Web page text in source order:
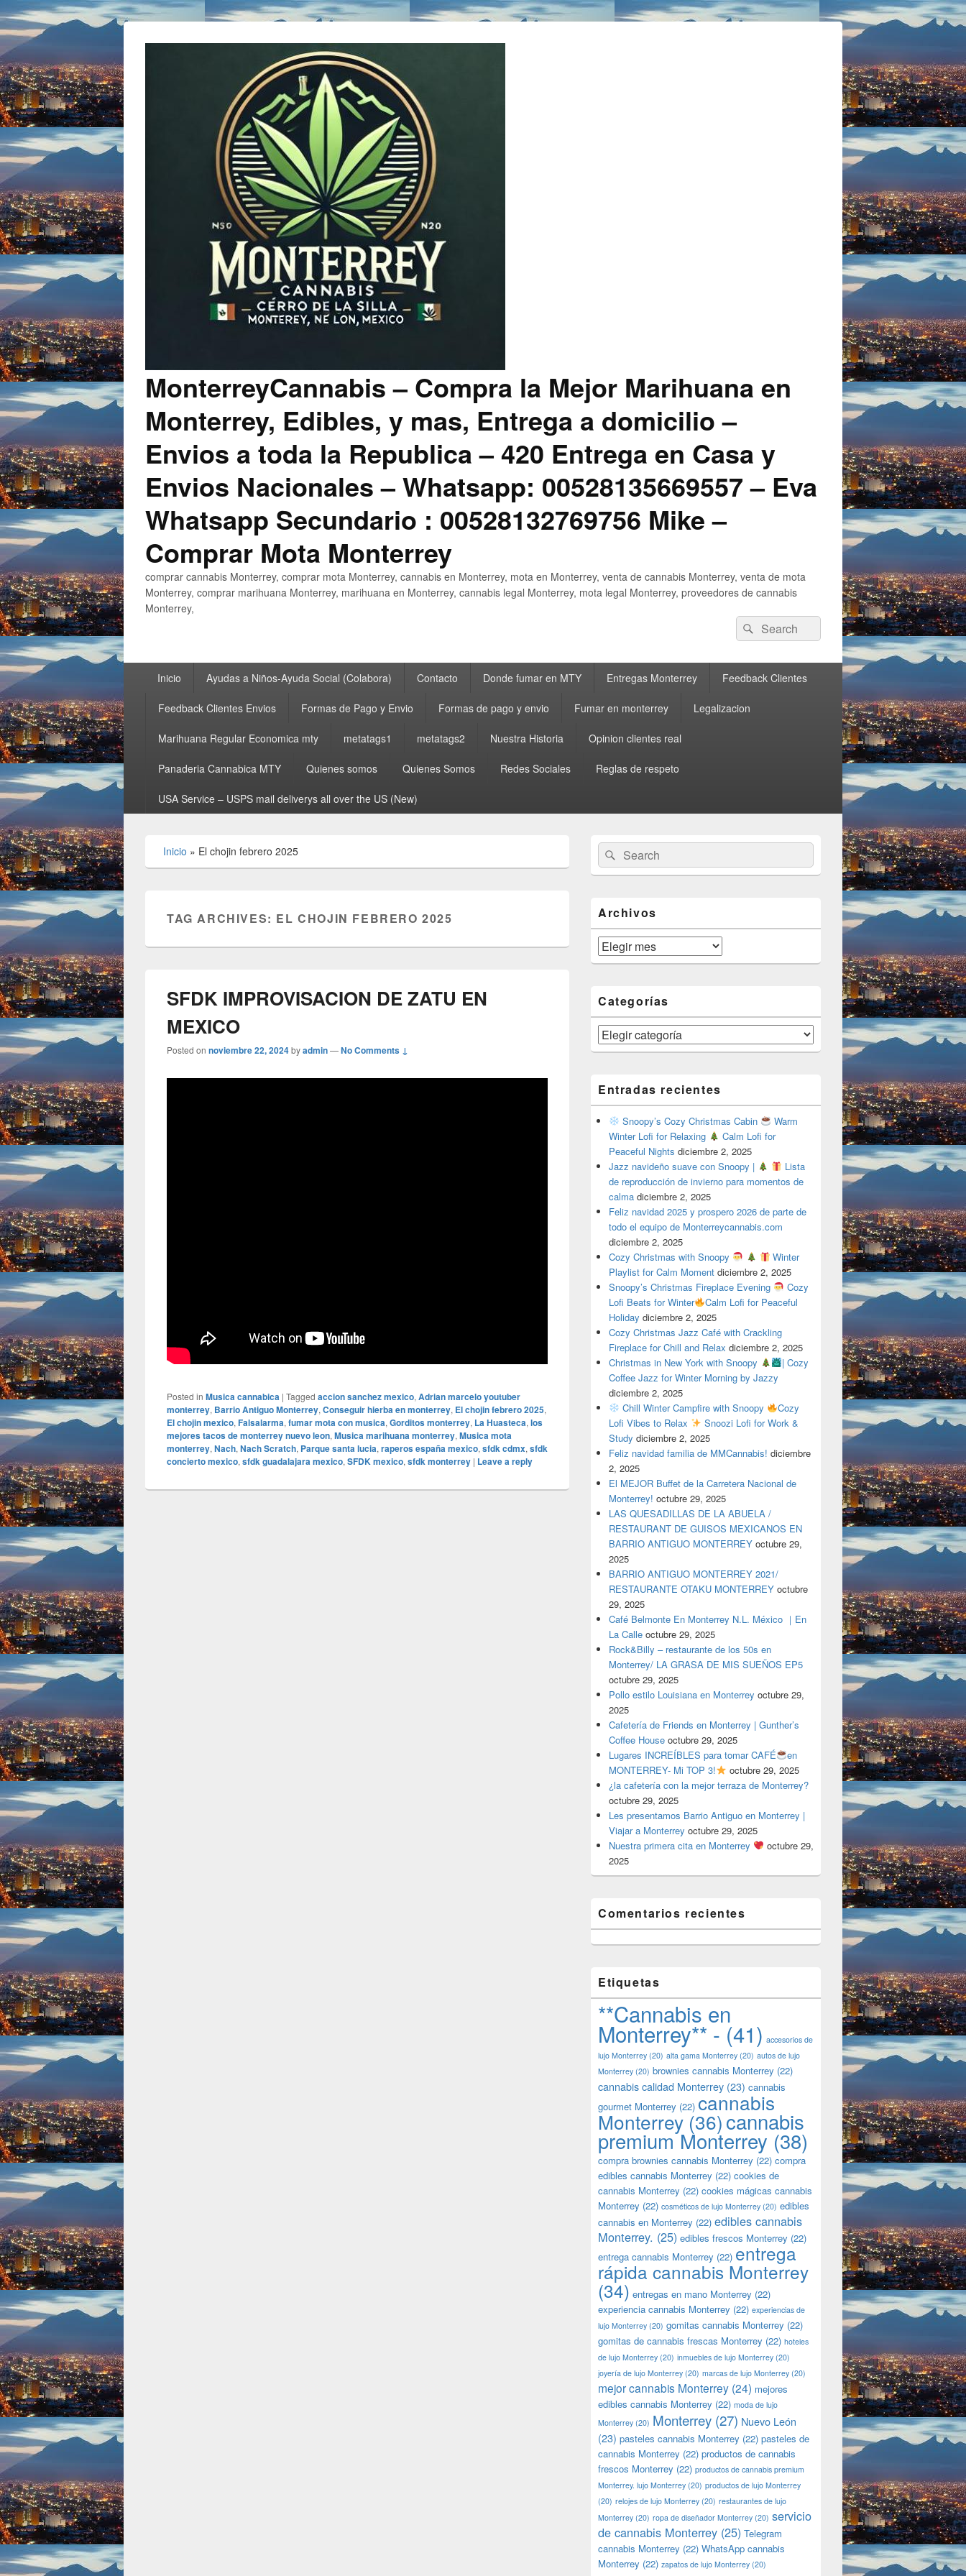
MonterreyCannabis – Compra la Mejor Marihuana en
Monterrey, Edibles, y mas, Entrega a domicilio –
Envios a toda la Republica – 420 Entrega en Casa y
Envios Nacionales – Whatsapp: 00528135669557 – Eva
Whatsapp Secundario : 00528132769756 Mike –
Comprar Mota Monterrey
comprar cannabis Monterrey, comprar mota Monterrey, cannabis en Monterrey, mota en Monterrey, venta de cannabis Monterrey, venta de mota
Monterrey, comprar marihuana Monterrey, marihuana en Monterrey, cannabis legal Monterrey, mota legal Monterrey, proveedores de cannabis
Monterrey,
Search
for:
Search
Inicio Ayudas a Niños-Ayuda Social (Colabora) Contacto Donde fumar en MTY Entregas Monterrey Feedback Clientes
Feedback Clientes Envios Formas de Pago y Envio Formas de pago y envio Fumar en monterrey Legalizacion
Marihuana Regular Economica mty metatags1 metatags2 Nuestra Historia Opinion clientes real
Panaderia Cannabica MTY Quienes somos Quienes Somos Redes Sociales Reglas de respeto
USA Service – USPS mail deliverys all over the US (New)
Inicio » El chojin febrero 2025
TAG ARCHIVES: EL CHOJIN FEBRERO 2025
SFDK IMPROVISACION DE ZATU EN
MEXICO
Posted on noviembre 22, 2024byadmin—No Comments ↓
Posted in Musica cannabica | Tagged accion sanchez mexico, Adrian marcelo youtuber
monterrey, Barrio Antiguo Monterrey, Conseguir hierba en monterrey, El chojin febrero 2025,
El chojin mexico, Falsalarma, fumar mota con musica, Gorditos monterrey, La Huasteca, los
mejores tacos de monterrey nuevo leon, Musica marihuana monterrey, Musica mota
monterrey, Nach, Nach Scratch, Parque santa lucia, raperos españa mexico, sfdk cdmx, sfdk
concierto mexico, sfdk guadalajara mexico, SFDK mexico, sfdk monterrey | Leave a reply
Primary
Sidebar
Widget
Area
Search
for:
Search
Archivos
Archivos
Categorías
Categorías
Entradas recientes
Snoopy’s Cozy Christmas Cabin
Warm
Winter Lofi for Relaxing
Calm Lofi for
Peaceful Nights diciembre 2, 2025
Jazz navideño suave con Snoopy |
Lista
de reproducción de invierno para momentos de
calma diciembre 2, 2025
Feliz navidad 2025 y prospero 2026 de parte de
todo el equipo de Monterreycannabis.com
diciembre 2, 2025
Cozy Christmas with Snoopy
Winter
Playlist for Calm Moment diciembre 2, 2025
Snoopy’s Christmas Fireplace Evening
Cozy
Lofi Beats for Winter
Calm Lofi for Peaceful
Holiday diciembre 2, 2025
Cozy Christmas Jazz Café with Crackling
Fireplace for Chill and Relax diciembre 2, 2025
Christmas in New York with Snoopy
| Cozy
Coffee Jazz for Winter Morning by Jazzy
diciembre 2, 2025
Chill Winter Campfire with Snoopy
Cozy
Lofi Vibes to Relax
Snoozi Lofi for Work &
Study diciembre 2, 2025
Feliz navidad familia de MMCannabis! diciembre
2, 2025
El MEJOR Buffet de la Carretera Nacional de
Monterrey! octubre 29, 2025
LAS QUESADILLAS DE LA ABUELA /
RESTAURANT DE GUISOS MEXICANOS EN
BARRIO ANTIGUO MONTERREY octubre 29,
2025
BARRIO ANTIGUO MONTERREY 2021/
RESTAURANTE OTAKU MONTERREY octubre
29, 2025
Café Belmonte En Monterrey N.L. México ｜En
La Calle octubre 29, 2025
Rock&Billy – restaurante de los 50s en
Monterrey/ LA GRASA DE MIS SUEÑOS EP5
octubre 29, 2025
Pollo estilo Louisiana en Monterrey octubre 29,
2025
Cafetería de Friends en Monterrey | Gunther’s
Coffee House octubre 29, 2025
Lugares INCREÍBLES para tomar CAFÉ
en
MONTERREY- Mi TOP 3!
octubre 29, 2025
¿la cafetería con la mejor terraza de Monterrey?
octubre 29, 2025
Les presentamos Barrio Antiguo en Monterrey |
Viajar a Monterrey octubre 29, 2025
Nuestra primera cita en Monterrey
octubre 29,
2025
Comentarios recientes
Etiquetas
**Cannabis en
Monterrey** - (41) accesorios de
lujo Monterrey (20) alta gama Monterrey (20) autos de lujo
Monterrey (20) brownies cannabis Monterrey (22)
cannabis calidad Monterrey (23) cannabis
gourmet Monterrey (22) cannabis
Monterrey (36)cannabis
premium Monterrey (38)
compra brownies cannabis Monterrey (22) compra
edibles cannabis Monterrey (22) cookies de
cannabis Monterrey (22) cookies mágicas cannabis
Monterrey (22) cosméticos de lujo Monterrey (20) edibles
cannabis en Monterrey (22) edibles cannabis
Monterrey. (25) edibles frescos Monterrey (22)
entrega cannabis Monterrey (22) entrega
rápida cannabis Monterrey
(34) entregas en mano Monterrey (22)
experiencia cannabis Monterrey (22) experiencias de
lujo Monterrey (20) gomitas cannabis Monterrey (22)
gomitas de cannabis frescas Monterrey (22) hoteles
de lujo Monterrey (20) inmuebles de lujo Monterrey (20)
joyería de lujo Monterrey (20) marcas de lujo Monterrey (20)
mejor cannabis Monterrey (24) mejores
edibles cannabis Monterrey (22) moda de lujo
Monterrey (20) Monterrey (27) Nuevo León
(23) pasteles cannabis Monterrey (22) pasteles de
cannabis Monterrey (22) productos de cannabis
frescos Monterrey (22) productos de cannabis premium
Monterrey. lujo Monterrey (20) productos de lujo Monterrey
(20) relojes de lujo Monterrey (20) restaurantes de lujo
Monterrey (20) ropa de diseñador Monterrey (20) servicio
de cannabis Monterrey (25) Telegram
cannabis Monterrey (22) WhatsApp cannabis
Monterrey (22) zapatos de lujo Monterrey (20)